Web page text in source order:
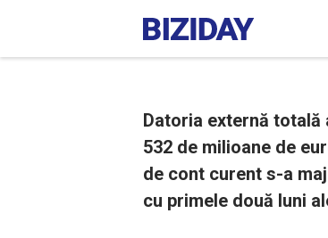
Datoria externă totală
532 de milioane de
de cont curent s-a
cu primele două luni